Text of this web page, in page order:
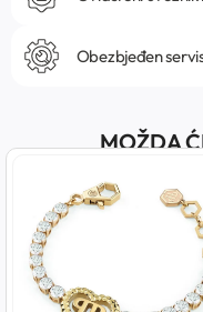
Obezbjeđen
MOŽDA